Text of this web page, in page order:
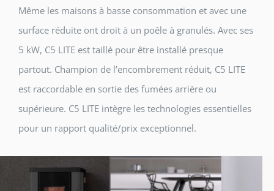
Même les maisons à basse consommation et avec une
surface réduite ont droit à un poêle à granulés. Avec ses
5 kW, C5 LITE est taillé pour être installé presque
partout. Champion de l’encombrement réduit, C5 LITE
est raccordable en sortie des fumées arrière ou
supérieure. C5 LITE intègre les technologies essentielles
pour un rapport qualité/prix exceptionnel.